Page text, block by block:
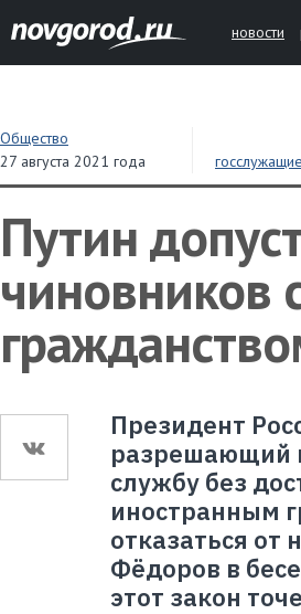
новости
Общество
27 августа 2021 года
госслужащие
Путин
чиновников
Президент
разрешающий
службу без
иностранным
отказаться от
Фёдоров в
этот закон